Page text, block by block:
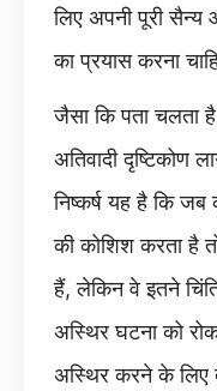
लिए अपनी पूरी
का प्रयास करना
जैसा कि पता चलता
अतिवादी दृष्टिकोण
निष्कर्ष यह है कि जब
की कोशिश करता है
हैं, लेकिन वे इतने
अस्थिर घटना को
अस्थिर करने के लिए